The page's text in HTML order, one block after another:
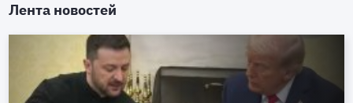
Лента новостей